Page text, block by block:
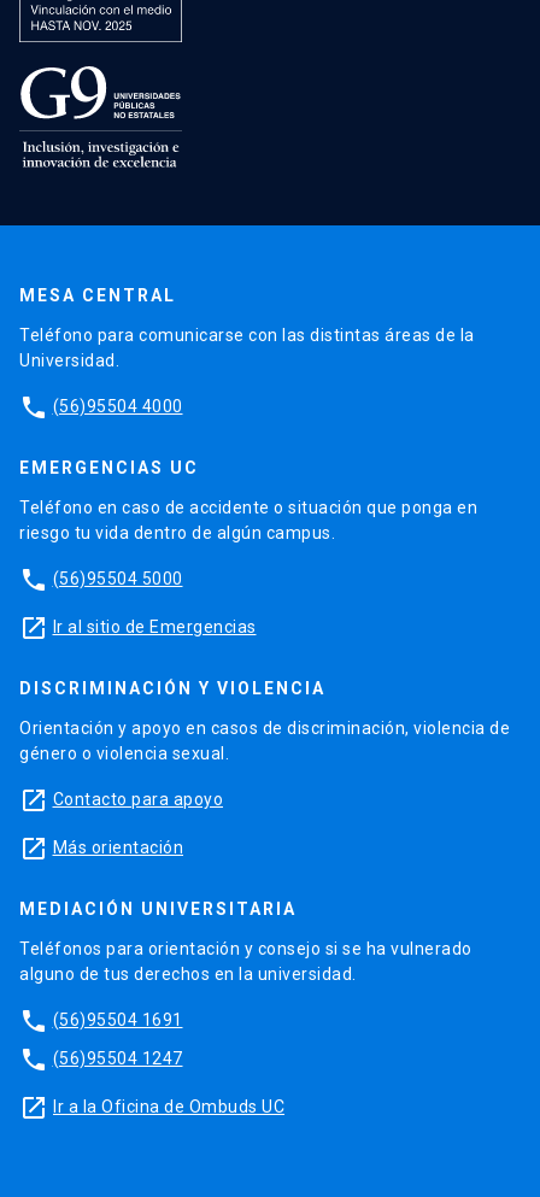
MESA CENTRAL
Teléfono para comunicarse con las distintas áreas de la
Universidad.
phone (56)95504 4000
EMERGENCIAS UC
Teléfono en caso de accidente o situación que ponga en
riesgo tu vida dentro de algún campus.
phone (56)95504 5000
launch Ir al sitio de Emergencias
DISCRIMINACIÓN Y VIOLENCIA
Orientación y apoyo en casos de discriminación, violencia de
género o violencia sexual.
launch Contacto para apoyo
launch Más orientación
MEDIACIÓN UNIVERSITARIA
Teléfonos para orientación y consejo si se ha vulnerado
alguno de tus derechos en la universidad.
phone (56)95504 1691
phone (56)95504 1247
launch Ir a la Oficina de Ombuds UC